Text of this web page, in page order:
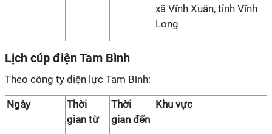
xã Vĩnh Xuân, tỉnh Vĩnh
Long
Lịch cúp điện Tam Bình
Theo công ty điện lực Tam Bình:
Ngày
Thời
gian từ
Thời
gian đến
Khu vực